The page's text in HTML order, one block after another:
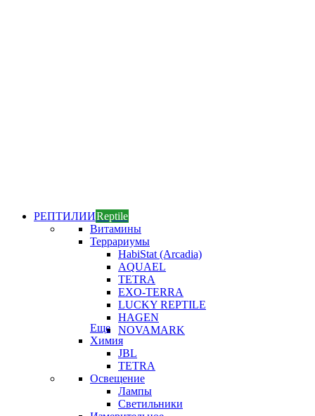
РЕПТИЛИИReptile
Витамины
Террариумы
HabiStat (Arcadia)
AQUAEL
TETRA
EXO-TERRA
LUCKY REPTILE
HAGEN
NOVAMARK
Еще
Химия
JBL
TETRA
Освещение
Лампы
Светильники